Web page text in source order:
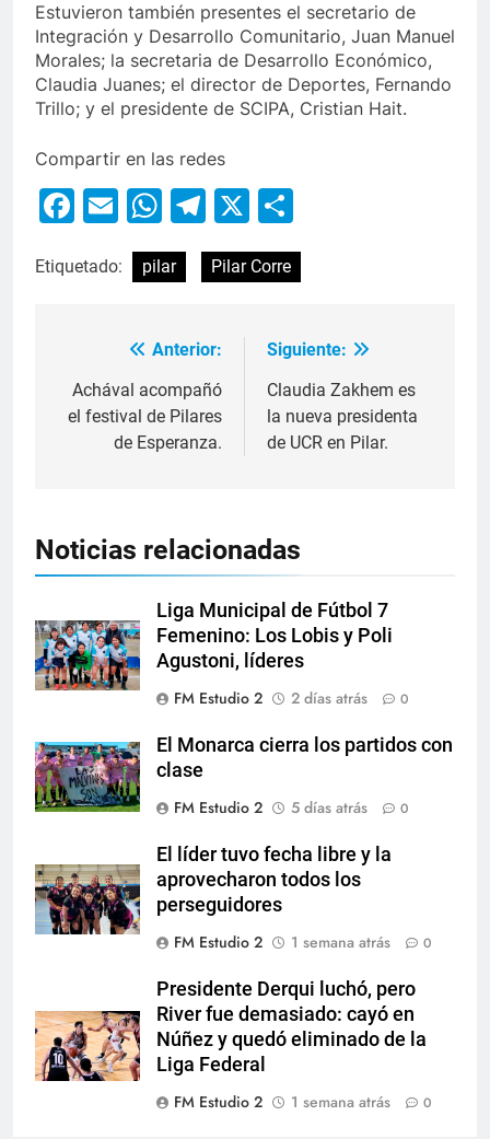
Estuvieron también presentes el secretario de
Integración y Desarrollo Comunitario, Juan Manuel
Morales; la secretaria de Desarrollo Económico,
Claudia Juanes; el director de Deportes, Fernando
Trillo; y el presidente de SCIPA, Cristian Hait.
Compartir en las redes
Facebook
EmailWhatsApp
Telegram
X
Etiquetado: pilar Pilar Corre
Anterior:
Achával acompañó
el festival de Pilares
de Esperanza.
Siguiente:
Claudia Zakhem es
la nueva presidenta
de UCR en Pilar.
Noticias relacionadas
Liga Municipal de Fútbol 7
Femenino: Los Lobis y Poli
Agustoni, líderes
FM Estudio 2
2 días atrás 0
El Monarca cierra los partidos con
clase
FM Estudio 2
5 días atrás 0
El líder tuvo fecha libre y la
aprovecharon todos los
perseguidores
FM Estudio 2
1 semana atrás 0
Presidente Derqui luchó, pero
River fue demasiado: cayó en
Núñez y quedó eliminado de la
Liga Federal
FM Estudio 2
1 semana atrás 0